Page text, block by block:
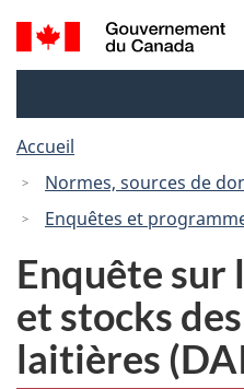
Recherche
et
Accueil
Normes, sources de
Enquêtes et
Enquête
et stocks
laitières